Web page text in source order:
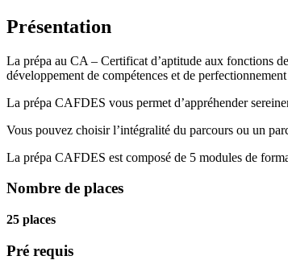
Présentation
La prépa au CA – Certificat d’aptitude aux fonctions
développement de compétences et de perfectionnement
La prépa CAFDES vous permet d’appréhender
Vous pouvez choisir l’intégralité du parcours ou un
La prépa CAFDES est composé de 5 modules de
Nombre de places
25 places
Pré requis